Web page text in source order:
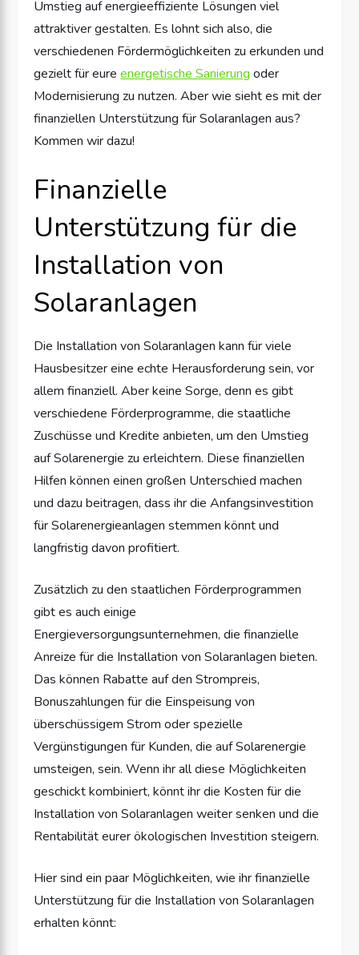
Umstieg auf energieeffiziente Lösungen viel
attraktiver gestalten. Es lohnt sich also, die
verschiedenen Fördermöglichkeiten zu erkunden und
gezielt für eureenergetische Sanierung oder
Modernisierung zu nutzen. Aber wie sieht es mit der
finanziellen Unterstützung für Solaranlagen aus?
Kommen wir dazu!
Finanzielle
Unterstützung für die
Installation von
Solaranlagen
Die Installation von Solaranlagen kann für viele
Hausbesitzer eine echte Herausforderung sein, vor
allem finanziell. Aber keine Sorge, denn es gibt
verschiedene Förderprogramme, die staatliche
Zuschüsse und Kredite anbieten, um den Umstieg
auf Solarenergie zu erleichtern. Diese finanziellen
Hilfen können einen großen Unterschied machen
und dazu beitragen, dass ihr die Anfangsinvestition
für Solarenergieanlagen stemmen könnt und
langfristig davon profitiert.
Zusätzlich zu den staatlichen Förderprogrammen
gibt es auch einige
Energieversorgungsunternehmen, die finanzielle
Anreize für die Installation von Solaranlagen bieten.
Das können Rabatte auf den Strompreis,
Bonuszahlungen für die Einspeisung von
überschüssigem Strom oder spezielle
Vergünstigungen für Kunden, die auf Solarenergie
umsteigen, sein. Wenn ihr all diese Möglichkeiten
geschickt kombiniert, könnt ihr die Kosten für die
Installation von Solaranlagen weiter senken und die
Rentabilität eurer ökologischen Investition steigern.
Hier sind ein paar Möglichkeiten, wie ihr finanzielle
Unterstützung für die Installation von Solaranlagen
erhalten könnt: